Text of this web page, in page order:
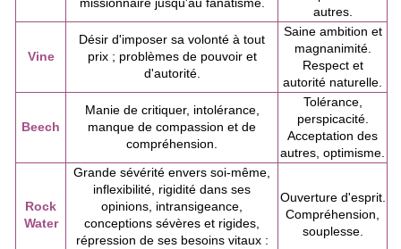
autres.
Vine
Désir d'imposer sa volonté à tout
prix ; problèmes de pouvoir et
d'autorité.
Saine ambition et
magnanimité.
Respect et
autorité naturelle.
Beech
Manie de critiquer, intolérance,
manque de compassion et de
compréhension.
Tolérance,
perspicacité.
Acceptation des
autres, optimisme.
Rock
Water
Grande sévérité envers soi-même,
inflexibilité, rigidité dans ses
opinions, intransigeance,
conceptions sévères et rigides,
répression de ses besoins vitaux :
Ouverture d'esprit.
Compréhension,
souplesse.